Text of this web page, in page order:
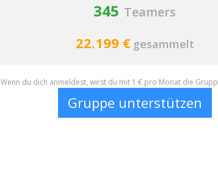
345 Teamers
22.199 € gesammelt
Wenn du dich anmeldest, wirst du mit 1 € pro Monat die
Gruppe unterstützen